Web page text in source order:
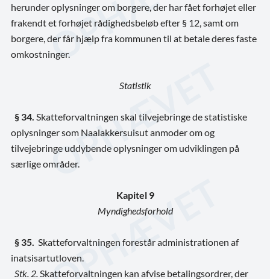
herunder oplysninger om borgere, der har fået forhøjet eller
frakendt et forhøjet rådighedsbeløb efter § 12, samt om
borgere, der får hjælp fra kommunen til at betale deres faste
omkostninger.
Statistik
§ 34. Skatteforvaltningen skal tilvejebringe de statistiske
oplysninger som Naalakkersuisut anmoder om og
tilvejebringe uddybende oplysninger om udviklingen på
særlige områder.
Kapitel 9
Myndighedsforhold
§ 35. Skatteforvaltningen forestår administrationen af
inatsisartutloven.
Stk. 2. Skatteforvaltningen kan afvise betalingsordrer, der